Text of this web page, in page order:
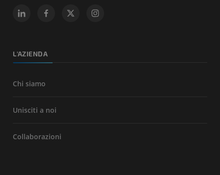
L'AZIENDA
Chi siamo
Unisciti a noi
Collaborazioni